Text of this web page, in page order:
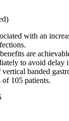
with an
are
to avoid delay
banded
of 105 patients.